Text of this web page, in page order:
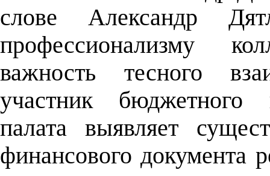
слове Александр
профессионализму
важность тесного
участник бюджетного
палата выявляет
финансового документа